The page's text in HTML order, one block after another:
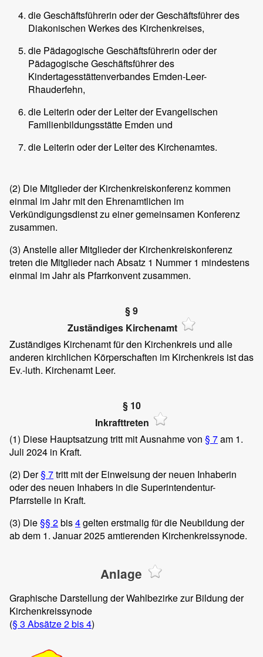
die Geschäftsführerin oder der Geschäftsführer des
Diakonischen Werkes des Kirchenkreises,
die Pädagogische Geschäftsführerin oder der
Pädagogische Geschäftsführer des
Kindertagesstättenverbandes Emden-Leer-
Rhauderfehn,
die Leiterin oder der Leiter der Evangelischen
Familienbildungsstätte Emden und
die Leiterin oder der Leiter des Kirchenamtes.
(2) Die Mitglieder der Kirchenkreiskonferenz kommen
einmal im Jahr mit den Ehrenamtlichen im
Verkündigungsdienst zu einer gemeinsamen Konferenz
zusammen.
(3) Anstelle aller Mitglieder der Kirchenkreiskonferenz
treten die Mitglieder nach Absatz 1 Nummer 1 mindestens
einmal im Jahr als Pfarrkonvent zusammen.
§ 9
Zuständiges Kirchenamt
Zuständiges Kirchenamt für den Kirchenkreis und alle
anderen kirchlichen Körperschaften im Kirchenkreis ist das
Ev.-luth. Kirchenamt Leer.
§ 10
Inkrafttreten
(1) Diese Hauptsatzung tritt mit Ausnahme von § 7am 1.
Juli 2024 in Kraft.
(2) Der§ 7tritt mit der Einweisung der neuen Inhaberin
oder des neuen Inhabers in die Superintendentur-
Pfarrstelle in Kraft.
(3) Die§§ 2bis4gelten erstmalig für die Neubildung der
ab dem 1. Januar 2025 amtierenden Kirchenkreissynode.
Anlage
Graphische Darstellung der Wahlbezirke zur Bildung der
Kirchenkreissynode
(§ 3 Absätze 2 bis 4)